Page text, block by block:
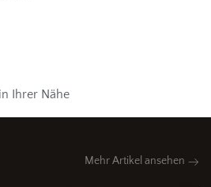
Ihrer Nähe
Mehr Artikel ansehen